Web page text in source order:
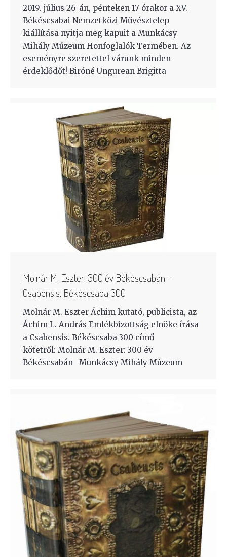
2019. július 26-án, pénteken 17 órakor a XV.
Békéscsabai Nemzetközi Művésztelep
kiállítása nyitja meg kapuit a Munkácsy
Mihály Múzeum Honfoglalók Termében. Az
eseményre szeretettel várunk minden
érdeklődőt! Biróné Ungurean Brigitta
Molnár M. Eszter: 300 év Békéscsabán –
Csabensis. Békéscsaba 300
Molnár M. Eszter Áchim kutató, publicista, az
Áchim L. András Emlékbizottság elnöke írása
a Csabensis. Békéscsaba 300 című
kötetről: Molnár M. Eszter: 300 év
Békéscsabán Munkácsy Mihály Múzeum